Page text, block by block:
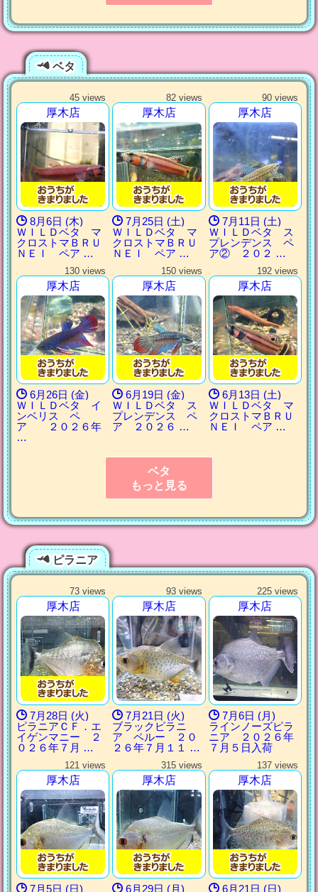
ベタ
45 views
厚木店
8月6日 (木)
ＷＩＬＤベタ マ
クロストマＢＲＵ
ＮＥＩ ペア …
82 views
厚木店
7月25日 (土)
ＷＩＬＤベタ マ
クロストマＢＲＵ
ＮＥＩ ペア …
90 views
厚木店
7月11日 (土)
ＷＩＬＤベタ ス
プレンデンス ペ
ア② ２０２ …
130 views
厚木店
6月26日 (金)
ＷＩＬＤベタ イ
ンベリス ペ
ア ２０２６年
…
150 views
厚木店
6月19日 (金)
ＷＩＬＤベタ ス
プレンデンス ペ
ア ２０２６ …
192 views
厚木店
6月13日 (土)
ＷＩＬＤベタ マ
クロストマＢＲＵ
ＮＥＩ ペア …
ベタ
もっと見る
ピラニア
73 views
厚木店
7月28日 (火)
ピラニアＣＦ．エ
イゲンマニー ２
０２６年７月 …
93 views
厚木店
7月21日 (火)
ブラックピラニ
ア ペルー ２０
２６年７月１１ …
225 views
厚木店
7月6日 (月)
ラインノーズピラ
ニア ２０２６年
７月５日入荷
121 views
厚木店
7月5日 (日)
315 views
厚木店
6月29日 (月)
137 views
厚木店
6月21日 (日)